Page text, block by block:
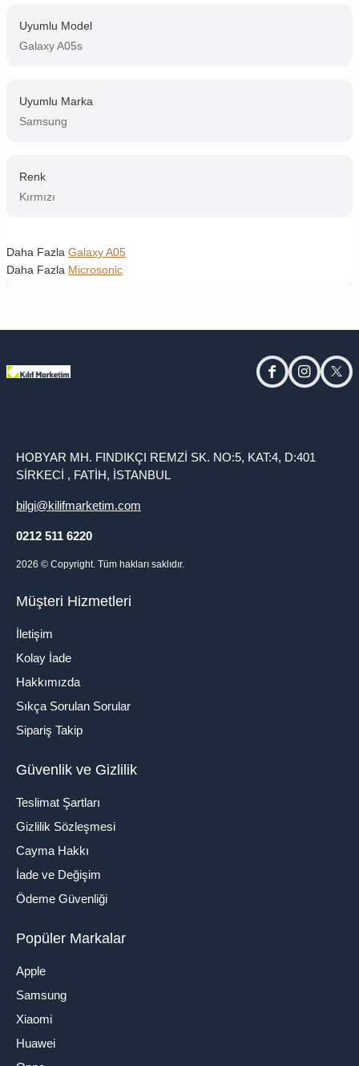
Uyumlu Model
Galaxy A05s
Uyumlu Marka
Samsung
Renk
Kırmızı
Daha Fazla Galaxy A05
Daha Fazla Microsonic
facebookinstagram
HOBYAR MH. FINDIKÇI REMZİ SK. NO:5, KAT:4, D:401
SİRKECİ , FATİH, İSTANBUL
bilgi@kilifmarketim.com
0212 511 6220
2026 © Copyright. Tüm hakları saklıdır.
Müşteri Hizmetleri
İletişim
Kolay İade
Hakkımızda
Sıkça Sorulan Sorular
Sipariş Takip
Güvenlik ve Gizlilik
Teslimat Şartları
Gizlilik Sözleşmesi
Cayma Hakkı
İade ve Değişim
Ödeme Güvenliği
Popüler Markalar
Apple
Samsung
Xiaomi
Huawei